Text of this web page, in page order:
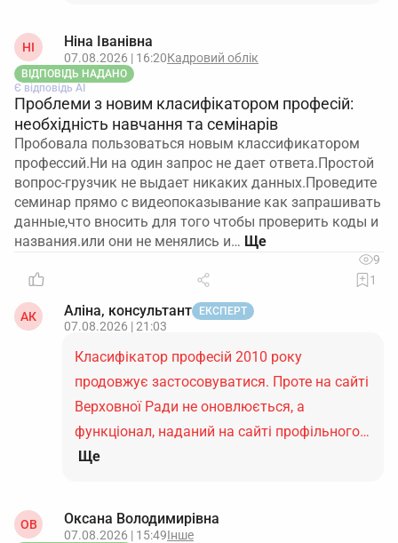
НІ Ніна Іванівна
07.08.2026 | 16:20Кадровий облік
ВІДПОВІДЬ НАДАНО
Є відповідь АІ
Проблеми з новим класифікатором професій:
необхідність навчання та семінарів
Пробовала пользоваться новым классификатором
профессий.Ни на один запрос не дает ответа.Простой
вопрос-грузчик не выдает никаких данных.Проведите
семинар прямо с видеопоказывание как запрашивать
данные,что вносить для того чтобы проверить коды и
названия.или они не менялись и…
9
1
АК Аліна, консультант ЕКСПЕРТ
07.08.2026 | 21:03
Класифікатор професій 2010 року
продовжує застосовуватися. Проте на сайті
Верховної Ради не оновлюється, а
функціонал, наданий на сайті профільного…
Ще
ОВ Оксана Володимирівна
07.08.2026 | 15:49Інше